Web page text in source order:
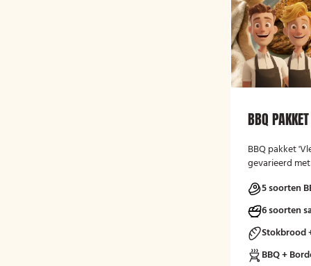
BBQ
BBQ pakket
gevarieerd
5 soorten
6 soorten
Stokbrood
BBQ +